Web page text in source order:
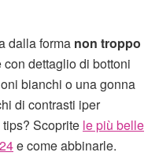
dalla forma non troppo
dettaglio di bottoni
bianchi o una gonna
di contrasti iper
Scoprite le più belle
e come abbinarle.